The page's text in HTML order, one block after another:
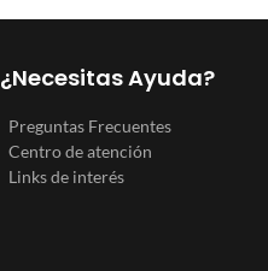
¿Necesitas Ayuda?
Preguntas Frecuentes
Centro de atención
Links de interés